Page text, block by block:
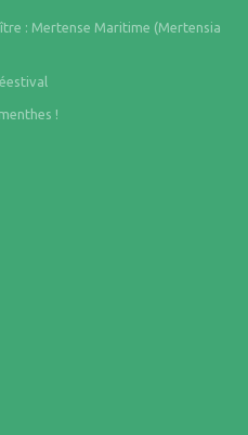
: Mertense Maritime (Mertensia
!